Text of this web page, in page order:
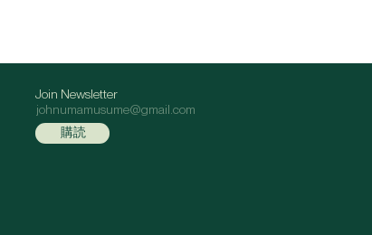
Join Newsletter